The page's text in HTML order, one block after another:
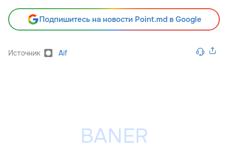
Подпишитесь на новости Point.md в Google
Источник Aif